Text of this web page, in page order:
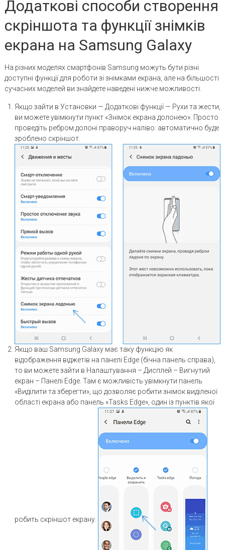
Додаткові способи створення
скріншота та функції знімків
екрана на Samsung Galaxy
На різних моделях смартфонів Samsung можуть бути різні
доступні функції для роботи зі знімками екрана, але на більшості
сучасних моделей ви знайдете наведені нижче можливості.
Якщо зайти в Установки — Додаткові функції — Рухи та жести,
ви можете увімкнути пункт «Знімок екрана долонею». Просто
проведіть ребром долоні праворуч наліво: автоматично буде
зроблено скріншот.
Якщо ваш Samsung Galaxy має таку функцію як
відображення віджетів на панелі Edge (бічна панель справа),
то ви можете зайти в Налаштування – Дисплей – Вигнутий
екран – Панелі Edge. Там є можливість увімкнути панель
«Виділити та зберегти», що дозволяє робити знімок виділеної
області екрана або панель «Tasks Edge», один із пунктів якої
робить скріншот екрану.